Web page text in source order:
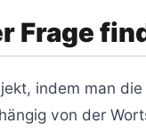
Frage
indem man
von der